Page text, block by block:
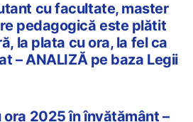
cu facultate, master
pedagogică este plătit
la plata cu ora, la fel ca
– ANALIZĂ pe baza Legii
ora 2025 în învățământ –